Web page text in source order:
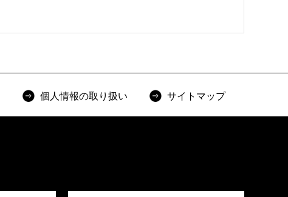
個人情報の取り扱い サイトマップ